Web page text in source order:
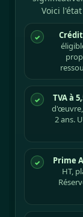
Voici
✓ Crédit
✓ TVA à
2 ans.
✓ Prime
HT,